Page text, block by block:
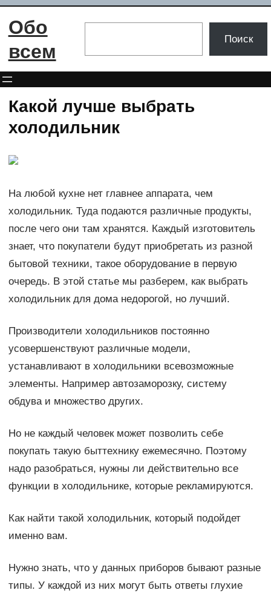
Перейти
Обо
всем
Поиск
Какой лучше выбрать
холодильник
На любой кухне нет главнее аппарата, чем
холодильник. Туда подаются различные продукты,
после чего они там хранятся. Каждый изготовитель
знает, что покупатели будут приобретать из разной
бытовой техники, такое оборудование в первую
очередь. В этой статье мы разберем, как выбрать
холодильник для дома недорогой, но лучший.
Производители холодильников постоянно
усовершенствуют различные модели,
устанавливают в холодильники всевозможные
элементы. Например автозаморозку, систему
обдува и множество других.
Но не каждый человек может позволить себе
покупать такую быттехнику ежемесячно. Поэтому
надо разобраться, нужны ли действительно все
функции в холодильнике, которые рекламируются.
Как найти такой холодильник, который подойдет
именно вам.
Нужно знать, что у данных приборов бывают разные
типы. У каждой из них могут быть ответы глухие